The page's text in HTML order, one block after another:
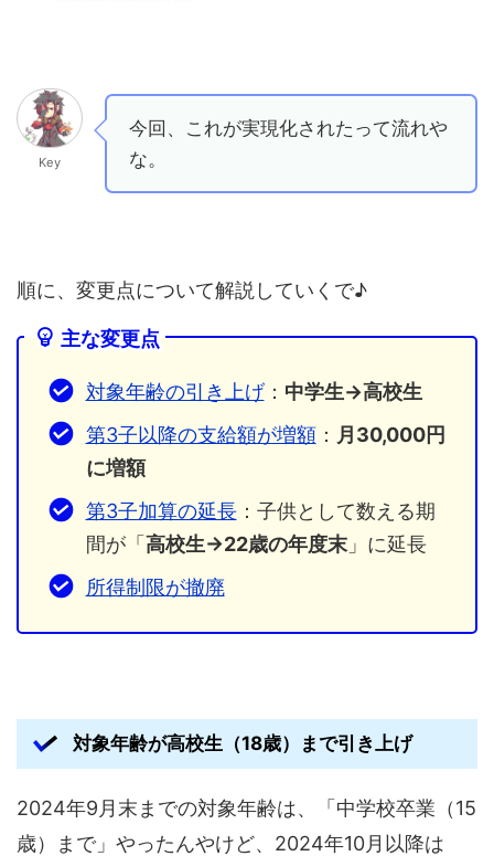
Key
今回、これが実現化されたって流れや
な。
順に、変更点について解説していくで♪
主な変更点
対象年齢の引き上げ： 中学生→高校生
第3子以降の支給額が増額： 月30,000円
に増額
第3子加算の延長：子供として数える期
間が「 高校生→22歳の年度末」に延長
所得制限が撤廃
対象年齢が高校生（18歳）まで引き上げ
2024年9月末までの対象年齢は、「中学校卒業（15
歳）まで」やったんやけど、2024年10月以降は